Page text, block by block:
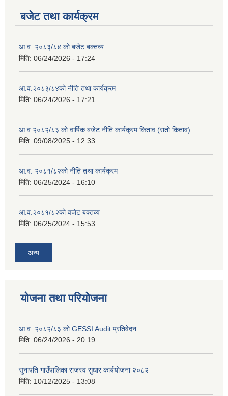
बजेट तथा कार्यक्रम
आ.व. २०८३/८४ को बजेट बक्तव्य
मिति: 06/24/2026 - 17:24
आ.व.२०८३/८४को नीति तथा कार्यक्रम
मिति: 06/24/2026 - 17:21
आ.व.२०८२/८३ को वार्षिक बजेट नीति कार्यक्रम किताव (रातो किताव)
मिति: 09/08/2025 - 12:33
आ.व. २०८१/८२को नीति तथा कार्यक्रम
मिति: 06/25/2024 - 16:10
आ.व.२०८१/८२को वजेट बक्तव्य
मिति: 06/25/2024 - 15:53
अन्य
योजना तथा परियोजना
आ.व. २०८२/८३ को GESSI Audit प्रतिवेदन
मिति: 06/24/2026 - 20:19
सुनापति गाउँपालिका राजस्व सुधार कार्ययोजना २०८२
मिति: 10/12/2025 - 13:08